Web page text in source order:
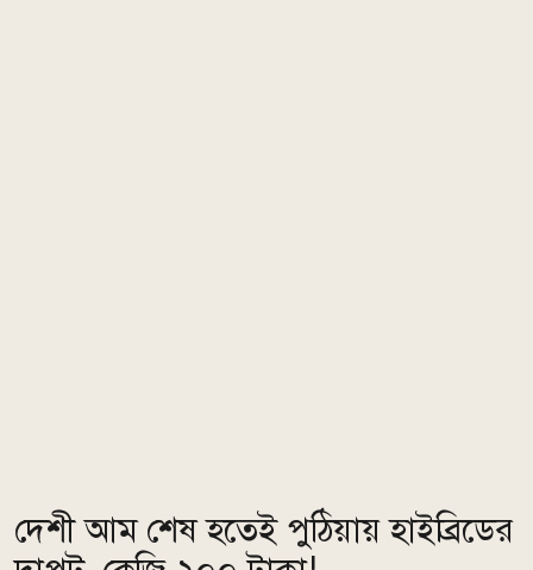
দেশী আম শেষ হতেই পুঠিয়ায় হাইব্রিডের